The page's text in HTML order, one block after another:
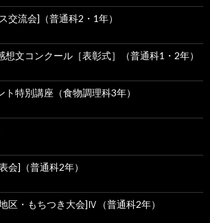
流会]（普通科2・1年）
想文コンクール［表彰式］（普通科1・2年）
特別講座（食物調理科3年）
]（普通科2年）
区・もちつき大会]Ⅳ（普通科2年）